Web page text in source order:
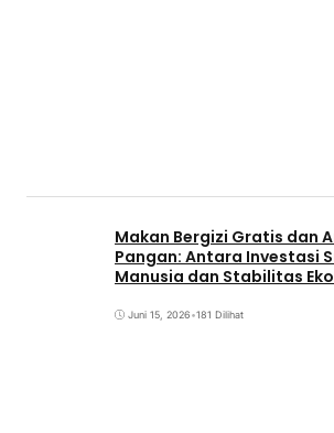
Makan Bergizi Gratis dan
Pangan: Antara Investasi
Manusia dan Stabilitas
Juni 15, 2026•181 Dilihat